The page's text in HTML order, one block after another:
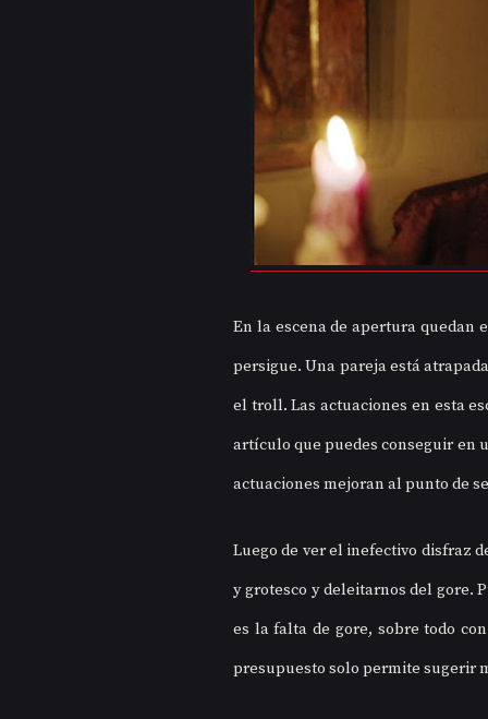
En la escena de apertura quedan
persigue. Una pareja está
el troll. Las actuaciones en esta
artículo que puedes conseguir en
actuaciones mejoran al punto de
Luego de ver el inefectivo disfraz
y grotesco y deleitarnos del gore.
es la falta de gore, sobre todo
presupuesto solo permite sugerir